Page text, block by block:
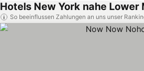
Hotels New York nahe Lower
So beeinflussen Zahlungen an uns unser